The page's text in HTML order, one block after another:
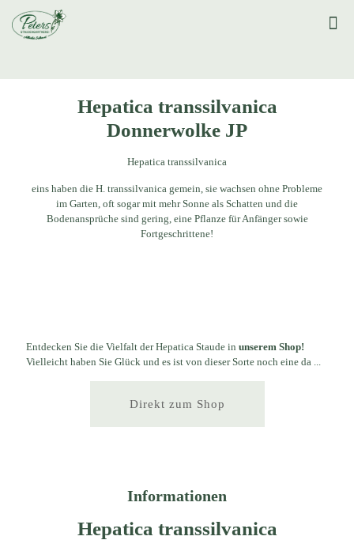
Hepatica transsilvanica
Donnerwolke JP
Hepatica transsilvanica
eins haben die H. transsilvanica gemein, sie wachsen ohne Probleme
im Garten, oft sogar mit mehr Sonne als Schatten und die
Bodenansprüche sind gering, eine Pflanze für Anfänger sowie
Fortgeschrittene!
Entdecken Sie die Vielfalt der Hepatica Staude in unserem Shop!
Vielleicht haben Sie Glück und es ist von dieser Sorte noch eine da ...
Direkt zum Shop
Informationen
Hepatica transsilvanica